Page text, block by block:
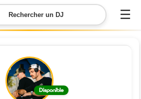
Rechercher un DJ ☰
Disponible